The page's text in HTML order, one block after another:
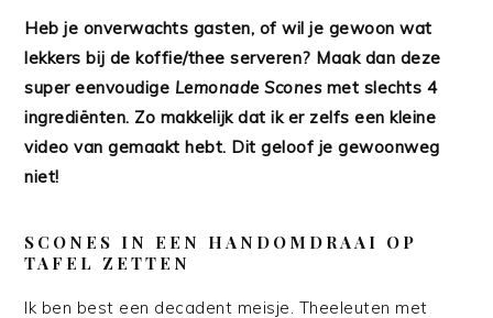
Heb je onverwachts gasten, of wil je gewoon wat
lekkers bij de koffie/thee serveren? Maak dan deze
super eenvoudige Lemonade Sconesmet slechts 4
ingrediënten. Zo makkelijk dat ik er zelfs een kleine
video van gemaakt hebt. Dit geloof je gewoonweg
niet!
SCONES IN EEN HANDOMDRAAI OP
TAFEL ZETTEN
Ik ben best een decadent meisje. Theeleuten met